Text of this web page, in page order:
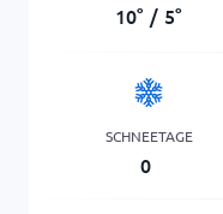
10° / 5°
SCHNEETAGE
0